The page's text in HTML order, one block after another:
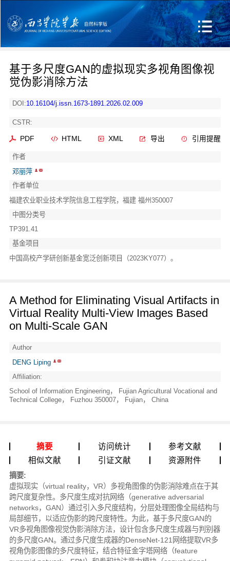
基于多尺度GAN的虚拟现实多视角图像视
觉伪影消除方法
DOI:10.16104/j.issn.1673-1891.2026.02.009
CSTR:
PDF HTML XML 导出 引用提醒
作者
邓丽萍
作者单位
福建农业职业技术学院信息工程学院，福建 福州350007
中图分类号
TP391.41
基金项目
中国高校产学研创新基金宽泛创新项目（2023KY077）。
A Method for Eliminating Visual Artifacts in
Virtual Reality Multi-View Images Based
on Multi-Scale GAN
Author
DENG Liping
Affiliation:
School of Information Engineering， Fujian Agricultural Vocational and
Technical College， Fuzhou 350007， Fujian， China
摘要 访问统计
参考文献
相似文献
引证文献 资源附件
摘要:
虚拟现实（virtual reality，VR）多视角图像的伪影消除难点在于其
跨尺度复杂性。多尺度生成对抗网络（generative adversarial
networks，GAN）通过引入多尺度结构，分层处理图像全局结构与
局部细节，以适应伪影的跨尺度特性。为此，基于多尺度GAN的
VR多视角图像视觉伪影消除方法，设计包含多尺度生成器与判别器
的多尺度GAN。通过多尺度生成器的DenseNet-121网络提取VR多
视角伪影图像的多尺度特征，结合特征金字塔网络（feature